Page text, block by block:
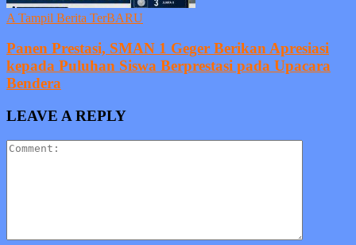
A Tampil Berita TerBARU
Panen Prestasi, SMAN 1 Geger Berikan Apresiasi
kepada Puluhan Siswa Berprestasi pada Upacara
Bendera
LEAVE A REPLY